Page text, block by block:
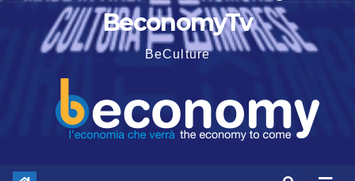
BeconomyTv
BeCulture